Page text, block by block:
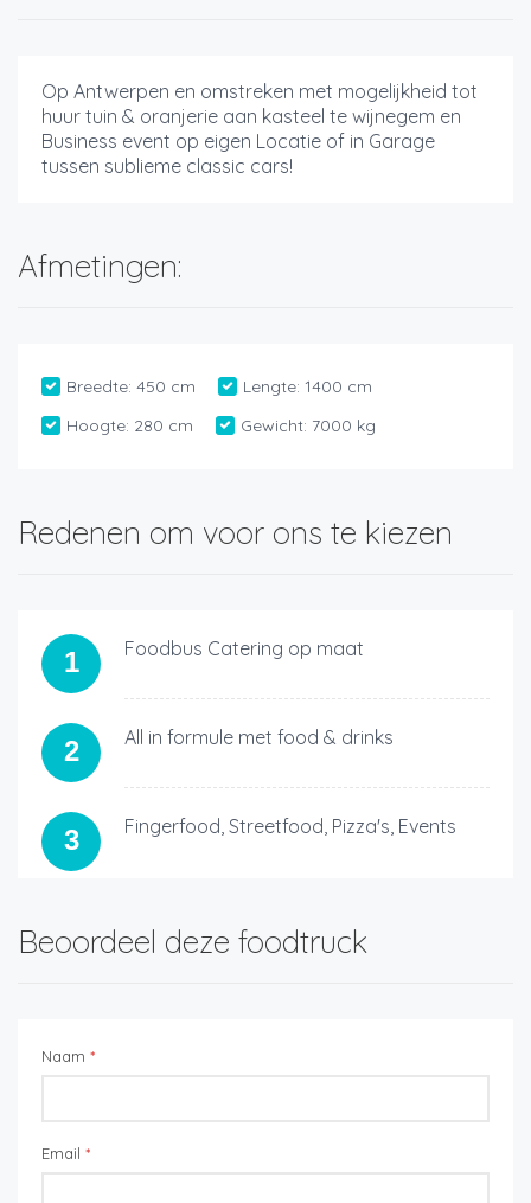
Op Antwerpen en omstreken met mogelijkheid tot
huur tuin & oranjerie aan kasteel te wijnegem en
Business event op eigen Locatie of in Garage
tussen sublieme classic cars!
Afmetingen:
Breedte: 450 cm Lengte: 1400 cm
Hoogte: 280 cm Gewicht: 7000 kg
Redenen om voor ons te kiezen
1 Foodbus Catering op maat
2 All in formule met food & drinks
3 Fingerfood, Streetfood, Pizza's, Events
Beoordeel deze foodtruck
Naam *
Email *